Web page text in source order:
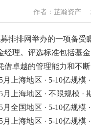
作者：芷瀚资产
排网举办的一项备受
经理。评选标准包括基
卓越的管理能力和不
上海地区 · 5-10亿规模
上海地区 · 不限规模 ·
全国地区 · 5-10亿规模
上海地区 · 5-10亿规模